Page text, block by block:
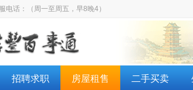
电话： （周一至周五，早8晚4）
招聘求职 房屋租售 二手买卖